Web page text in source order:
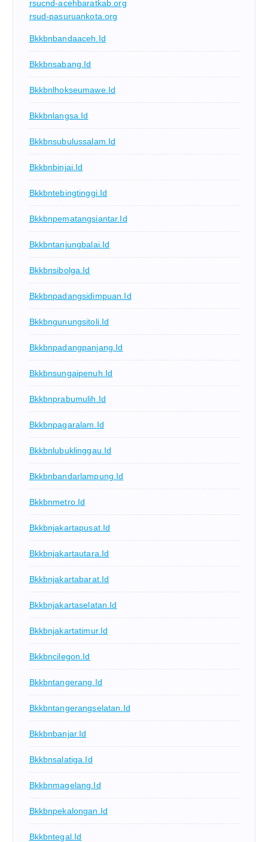
rsucnd-acehbaratkab.org
rsud-pasuruankota.org
Bkkbnbandaaceh.id
Bkkbnsabang.id
Bkkbnlhokseumawe.id
Bkkbnlangsa.id
Bkkbnsubulussalam.id
Bkkbnbinjai.id
Bkkbntebingtinggi.id
Bkkbnpematangsiantar.id
Bkkbntanjungbalai.id
Bkkbnsibolga.id
Bkkbnpadangsidimpuan.id
Bkkbngunungsitoli.id
Bkkbnpadangpanjang.id
Bkkbnsungaipenuh.id
Bkkbnprabumulih.id
Bkkbnpagaralam.id
Bkkbnlubuklinggau.id
Bkkbnbandarlampung.id
Bkkbnmetro.id
Bkkbnjakartapusat.id
Bkkbnjakartautara.id
Bkkbnjakartabarat.id
Bkkbnjakartaselatan.id
Bkkbnjakartatimur.id
Bkkbncilegon.id
Bkkbntangerang.id
Bkkbntangerangselatan.id
Bkkbnbanjar.id
Bkkbnsalatiga.id
Bkkbnmagelang.id
Bkkbnpekalongan.id
Bkkbntegal.id